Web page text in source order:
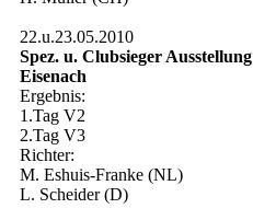
22.u.23.05.2010
Spez. u. Clubsieger Ausstellung
Eisenach
Ergebnis:
1.Tag V2
2.Tag V3
Richter:
M. Eshuis-Franke (NL)
L. Scheider (D)